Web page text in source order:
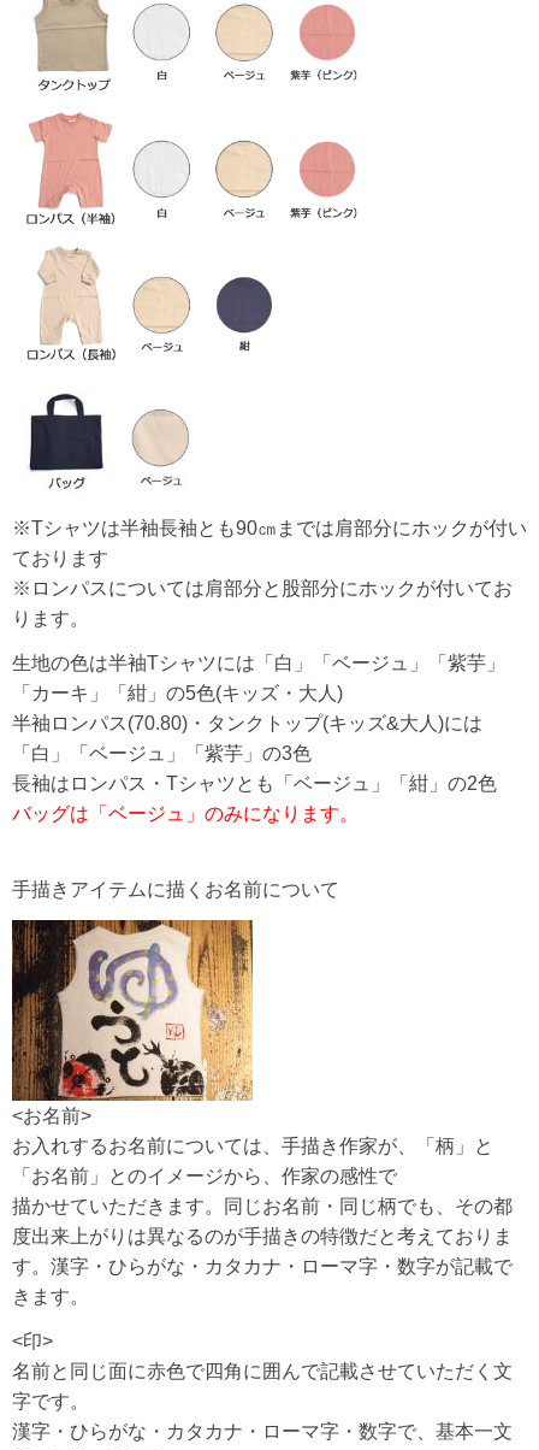
※Tシャツは半袖長袖とも90㎝までは肩部分にホックが付い
ております
※ロンパスについては肩部分と股部分にホックが付いてお
ります。
生地の色は半袖Tシャツには「白」「ベージュ」「紫芋」
「カーキ」「紺」の5色(キッズ・大人)
半袖ロンパス(70.80)・タンクトップ(キッズ&大人)には
「白」「ベージュ」「紫芋」の3色
長袖はロンパス・Tシャツとも「ベージュ」「紺」の2色
バッグは「ベージュ」のみになります。
手描きアイテムに描くお名前について
<お名前>
お入れするお名前については、手描き作家が、「柄」と
「お名前」とのイメージから、作家の感性で
描かせていただきます。同じお名前・同じ柄でも、その都
度出来上がりは異なるのが手描きの特徴だと考えておりま
す。漢字・ひらがな・カタカナ・ローマ字・数字が記載で
きます。
<印>
名前と同じ面に赤色で四角に囲んで記載させていただく文
字です。
漢字・ひらがな・カタカナ・ローマ字・数字で、基本一文